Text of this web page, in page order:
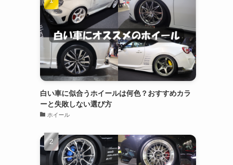
白い車に似合うホイールは何色？おすすめカラ
ーと失敗しない選び方
ホイール